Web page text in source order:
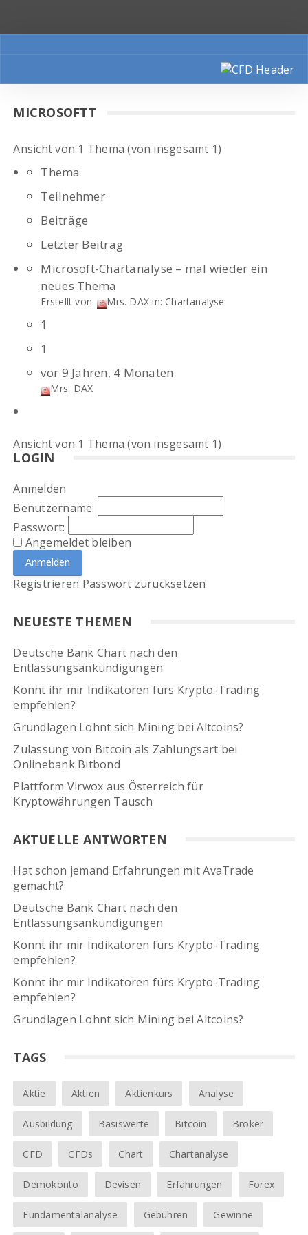
MICROSOFTT
Ansicht von 1 Thema (von insgesamt 1)
Thema
Teilnehmer
Beiträge
Letzter Beitrag
Microsoft-Chartanalyse – mal wieder ein
neues Thema
Erstellt von: Mrs. DAX in: Chartanalyse
1
1
vor 9 Jahren, 4 Monaten
Mrs. DAX
Ansicht von 1 Thema (von insgesamt 1)
LOGIN
Anmelden
Benutzername:
Passwort:
Angemeldet bleiben
Anmelden
Registrieren Passwort zurücksetzen
NEUESTE THEMEN
Deutsche Bank Chart nach den
Entlassungsankündigungen
Könnt ihr mir Indikatoren fürs Krypto-Trading
empfehlen?
Grundlagen Lohnt sich Mining bei Altcoins?
Zulassung von Bitcoin als Zahlungsart bei
Onlinebank Bitbond
Plattform Virwox aus Österreich für
Kryptowährungen Tausch
AKTUELLE ANTWORTEN
Hat schon jemand Erfahrungen mit AvaTrade
gemacht?
Deutsche Bank Chart nach den
Entlassungsankündigungen
Könnt ihr mir Indikatoren fürs Krypto-Trading
empfehlen?
Könnt ihr mir Indikatoren fürs Krypto-Trading
empfehlen?
Grundlagen Lohnt sich Mining bei Altcoins?
TAGS
Aktie Aktien Aktienkurs Analyse
Ausbildung Basiswerte Bitcoin Broker
CFD CFDs Chart Chartanalyse
Demokonto Devisen Erfahrungen Forex
Fundamentalanalyse Gebühren Gewinne